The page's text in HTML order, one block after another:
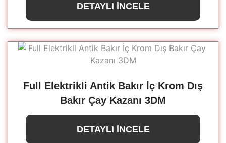
DETAYLI İNCELE
Full Elektrikli Antik Bakır İç Krom Dış
Bakır Çay Kazanı 3DM
DETAYLI İNCELE